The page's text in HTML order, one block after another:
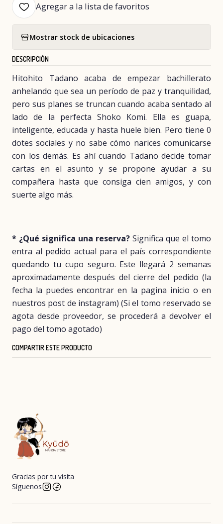
Agregar a la lista de favoritos
Mostrar stock de ubicaciones
DESCRIPCIÓN
Hitohito Tadano acaba de empezar bachillerato
anhelando que sea un período de paz y tranquilidad,
pero sus planes se truncan cuando acaba sentado al
lado de la perfecta Shoko Komi. Ella es guapa,
inteligente, educada y hasta huele bien. Pero tiene 0
dotes sociales y no sabe cómo narices comunicarse
con los demás. Es ahí cuando Tadano decide tomar
cartas en el asunto y se propone ayudar a su
compañera hasta que consiga cien amigos, y con
suerte algo más.
* ¿Qué significa una reserva? Significa que el tomo
entra al pedido actual para el país correspondiente
quedando tu cupo seguro. Este llegará 2 semanas
aproximadamente después del cierre del pedido (la
fecha la puedes encontrar en la pagina inicio o en
nuestros post de instagram) (Si el tomo reservado se
agota desde proveedor, se procederá a devolver el
pago del tomo agotado)
COMPARTIR ESTE PRODUCTO
Gracias por tu visita
Síguenos